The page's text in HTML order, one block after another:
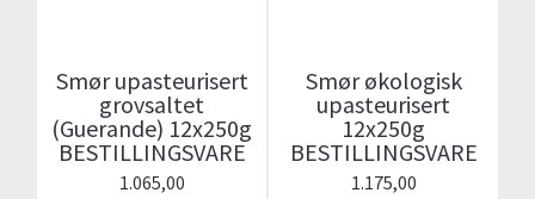
Smør upasteurisert
grovsaltet
(Guerande) 12x250g
BESTILLINGSVARE
1.065,00
Smør økologisk
upasteurisert
12x250g
BESTILLINGSVARE
1.175,00